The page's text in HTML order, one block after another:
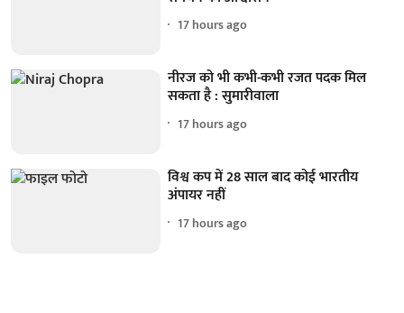
17 hours ago
नीरज को भी कभी-कभी रजत पदक मिल
सकता है : सुमारीवाला
17 hours ago
विश्व कप में 28 साल बाद कोई भारतीय
अंपायर नहीं
17 hours ago